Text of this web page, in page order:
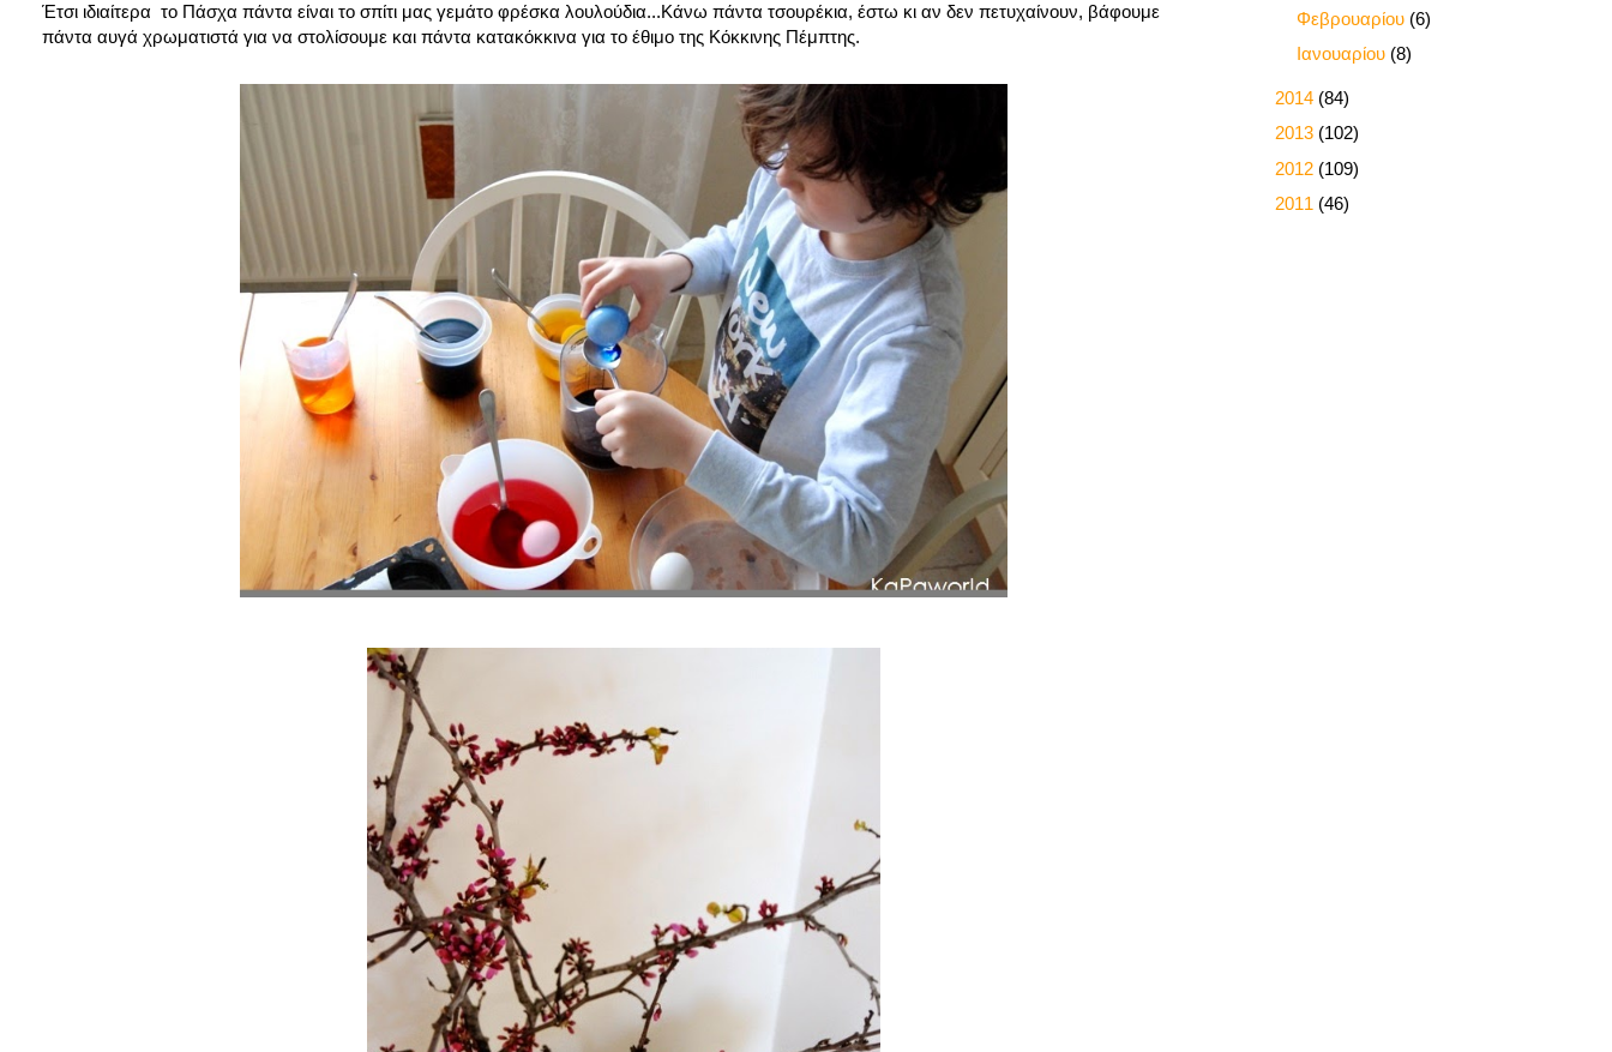
Έτσι ιδιαίτερα το Πάσχα πάντα είναι το σπίτι μας γεμάτο φρέσκα λουλούδια...Κάνω πάντα τσουρέκια, έστω κι αν δεν πετυχαίνουν, βάφουμε
πάντα αυγά χρωματιστά για να στολίσουμε και πάντα κατακόκκινα για το έθιμο της Κόκκινης Πέμπτης.
Φεβρουαρίου (6)
Ιανουαρίου (8)
2014 (84)
2013 (102)
2012 (109)
2011 (46)